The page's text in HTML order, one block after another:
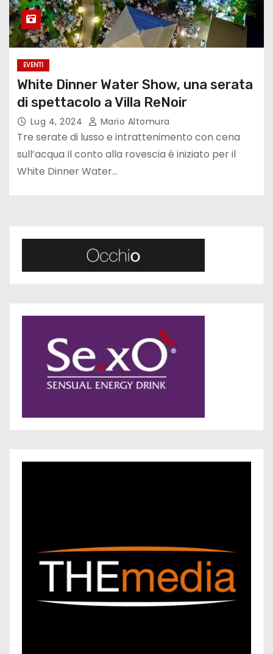
EVENTI
White Dinner Water Show, una serata
di spettacolo a Villa ReNoir
Lug 4, 2024 Mario Altomura
Tre serate di lusso e intrattenimento con cena
sull’acqua Il conto alla rovescia è iniziato per il
White Dinner Water…